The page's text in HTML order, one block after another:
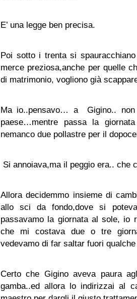
E’ una legge ben precisa.
Poi sotto i trenta si
merce preziosa,anche per quelle
di matrimonio, vogliono già
Ma io..pensavo… a Gigino..
paese…mentre passa la
nemanco due pollastre per il
Si annoiava,ma il peggio era.. che
Allora decidemmo insieme di
allo sci da fondo,dove si
passavamo la giornata al sole, io
che mi costava due o tre
vedevamo di far saltar fuori
Certo che Gigino aveva paura
gamba..ed allora lo indirizzai al